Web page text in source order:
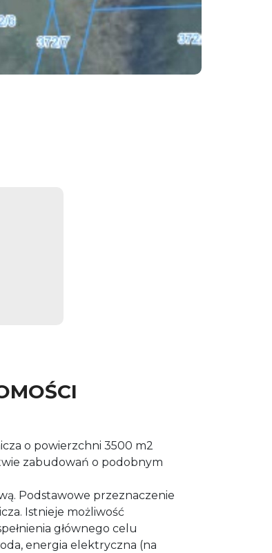
o powierzchni 3500 m2
zabudowań o podobnym
Podstawowe przeznaczenie
Istnieje możliwość
głównego celu
energia elektryczna (na